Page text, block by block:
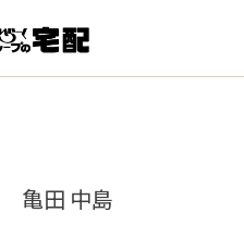
亀田 中島